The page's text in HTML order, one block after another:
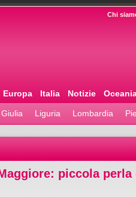
Chi
Europa Italia Notizie
Liguria Lombardia
piccola perla